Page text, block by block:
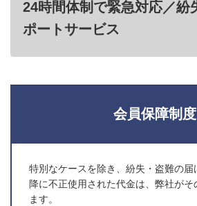
24時間体制で緊急対応／紛
ポートサービス
会員保障制度
特別なケースを除き、紛失・盗難の届
降に不正使用された代金は、弊社がそ
ます。